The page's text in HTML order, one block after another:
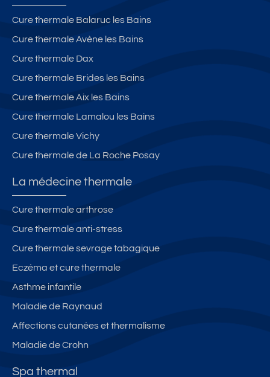
Cure thermale Balaruc les Bains
Cure thermale Avène les Bains
Cure thermale Dax
Cure thermale Brides les Bains
Cure thermale Aix les Bains
Cure thermale Lamalou les Bains
Cure thermale Vichy
Cure thermale de La Roche Posay
La médecine thermale
Cure thermale arthrose
Cure thermale anti-stress
Cure thermale sevrage tabagique
Eczéma et cure thermale
Asthme infantile
Maladie de Raynaud
Affections cutanées et thermalisme
Maladie de Crohn
Spa thermal